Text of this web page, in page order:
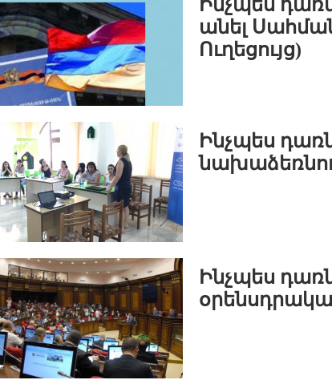
Ինչպես
անել
Ուղեցույց)
Ինչպես
Ինչպես